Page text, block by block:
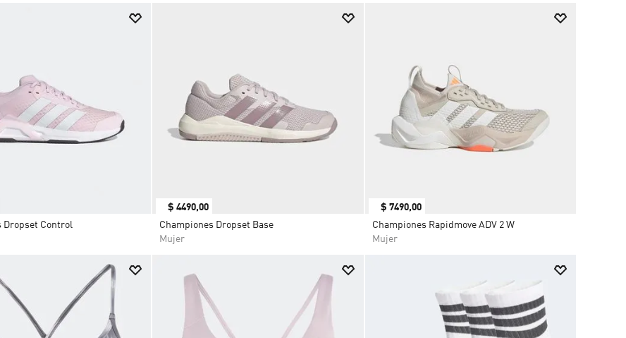
Dropset Control
$ 4490,00
Championes Dropset Base
Mujer
$ 7490,00
Championes Rapidmove ADV 2 W
Mujer